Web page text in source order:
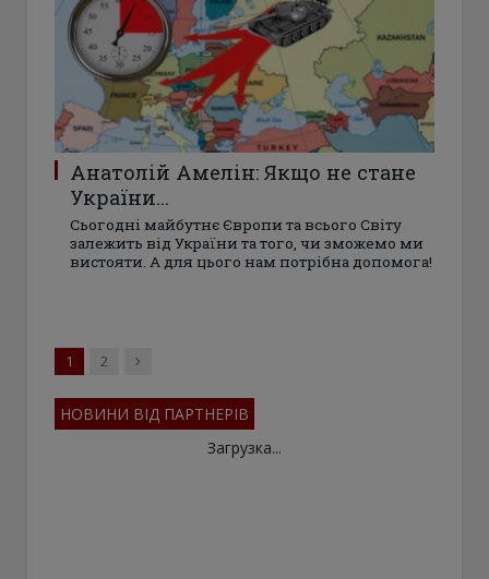
Анатолій Амелін: Якщо не стане
України…
Сьогодні майбутнє Європи та всього Світу
залежить від України та того, чи зможемо ми
вистояти. А для цього нам потрібна допомога!
1 2 Next
НОВИНИ ВІД ПАРТНЕРІВ
Загрузка...